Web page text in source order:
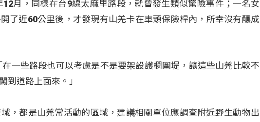
月，同樣在台9線太麻里路段，就曾發生類似驚險事件；一名女
了近60公里後，才發現有山羌卡在車頭保險桿內，所幸沒有釀成
一些路段也可以考慮是不是要架設護欄圍堤，讓這些山羌比較不
到道路上面來。」
，都是山羌常活動的區域，建議相關單位應調查附近野生動物出